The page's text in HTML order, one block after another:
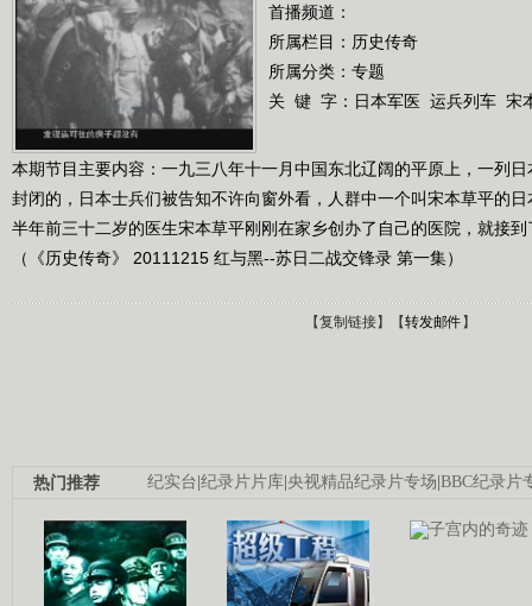
首播频道：
所属栏目： 历史传奇
所属分类：专题
关 键 字： 日本军医 运兵列车 宋
本期节目主要内容：一九三八年十一月中国东北辽阔的平原上，一列
封闭的，日本士兵们被告知不许向窗外看，人群中一个叫宋本草平的
半年前三十二岁的医生宋本草平刚刚在家乡创办了自己的医院，就接
（《历史传奇》 20111215 红与黑--苏日二战交锋录 第一集）
【复制链接】【转发邮件】
纪实台|纪录片片库|央视精品纪录片专场|BBC纪录片
热门推荐